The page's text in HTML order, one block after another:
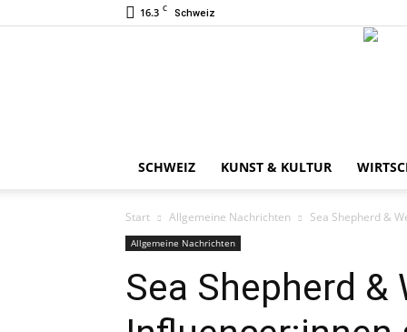
16.3 C Schweiz
SCHWEIZ KUNST & KULTUR
Start Allgemeine Nachrichten Sea Shepherd &
Allgemeine Nachrichten
Sea Shepherd &